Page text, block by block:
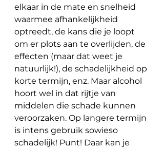
elkaar in de mate en snelheid
waarmee afhankelijkheid
optreedt, de kans die je loopt
om er plots aan te overlijden, de
effecten (maar dat weet je
natuurlijk!), de schadelijkheid op
korte termijn, enz. Maar alcohol
hoort wel in dat rijtje van
middelen die schade kunnen
veroorzaken. Op langere termijn
is intens gebruik sowieso
schadelijk! Punt! Daar kan je